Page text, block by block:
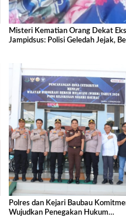
Misteri Kematian Orang Dekat Eks
Jampidsus: Polisi Geledah Jejak,
Polres dan Kejari Baubau
Wujudkan Penegakan Hukum